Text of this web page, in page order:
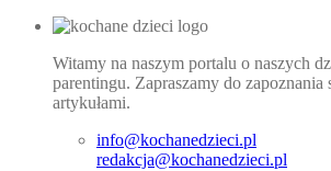
Witamy na naszym portalu o naszych
parentingu. Zapraszamy do zapoznania
artykułami.
info@kochanedzieci.pl
redakcja@kochanedzieci.pl